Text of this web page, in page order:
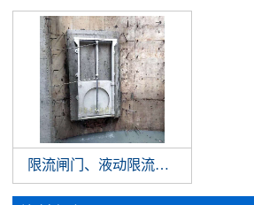
限流闸门、液动限流闸门、限流阀